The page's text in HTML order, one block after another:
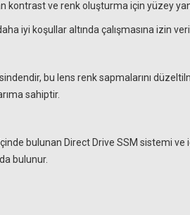
kontrast ve renk oluşturma için yüzey
iyi koşullar altında çalışmasına izin
bu lens renk sapmalarını
sahiptir.
bulunan Direct Drive SSM sistemi
bulunur.